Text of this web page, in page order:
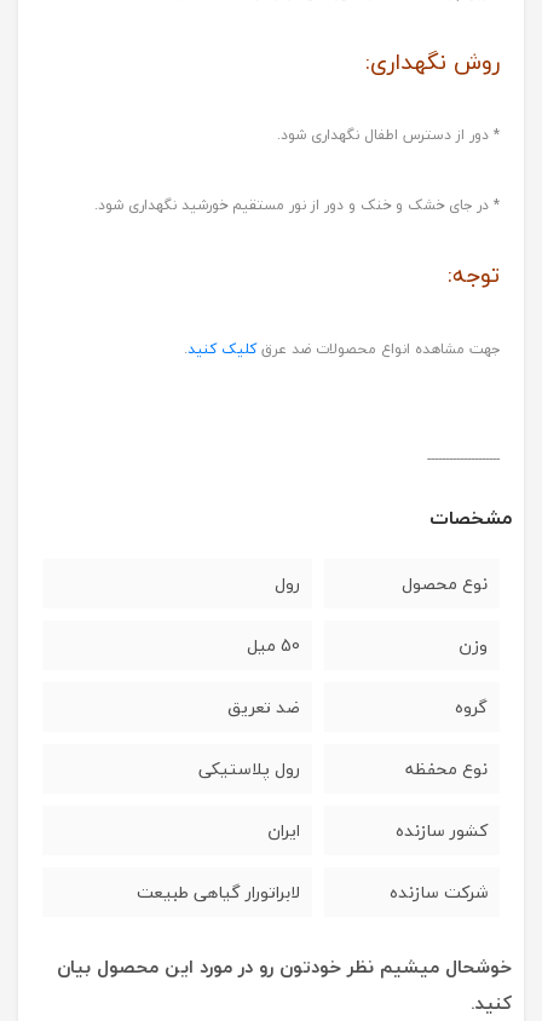
روش نگهداری:
* دور از دسترس اطفال نگهداری شود.
* در جای خشک و خنک و دور از نور مستقیم خورشید نگهداری شود.
توجه:
جهت مشاهده انواع محصولات ضد عرقکلیک کنید.
--------------------
مشخصات
نوع محصول رول
وزن 50 میل
گروه ضد تعریق
نوع محفظه رول پلاستیکی
کشور سازنده ایران
شرکت سازنده لابراتورار گیاهی طبیعت
خوشحال میشیم نظر خودتون رو در مورد این محصول بیان
کنید.